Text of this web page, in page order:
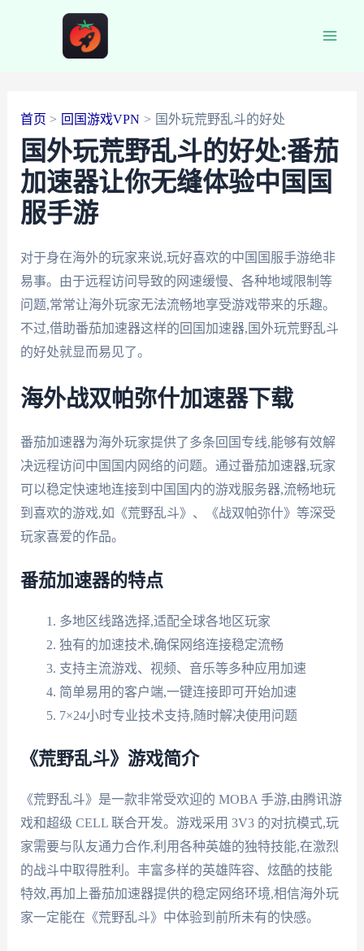
首页 回国游戏VPN 国外玩荒野乱斗的好处
国外玩荒野乱斗的好处:番茄
加速器让你无缝体验中国国
服手游
对于身在海外的玩家来说,玩好喜欢的中国国服手游绝非
易事。由于远程访问导致的网速缓慢、各种地域限制等
问题,常常让海外玩家无法流畅地享受游戏带来的乐趣。
不过,借助番茄加速器这样的回国加速器,国外玩荒野乱斗
的好处就显而易见了。
海外战双帕弥什加速器下载
番茄加速器为海外玩家提供了多条回国专线,能够有效解
决远程访问中国国内网络的问题。通过番茄加速器,玩家
可以稳定快速地连接到中国国内的游戏服务器,流畅地玩
到喜欢的游戏,如《荒野乱斗》、《战双帕弥什》等深受
玩家喜爱的作品。
番茄加速器的特点
多地区线路选择,适配全球各地区玩家
独有的加速技术,确保网络连接稳定流畅
支持主流游戏、视频、音乐等多种应用加速
简单易用的客户端,一键连接即可开始加速
7×24小时专业技术支持,随时解决使用问题
《荒野乱斗》游戏简介
《荒野乱斗》是一款非常受欢迎的 MOBA 手游,由腾讯游
戏和超级 CELL 联合开发。游戏采用 3V3 的对抗模式,玩
家需要与队友通力合作,利用各种英雄的独特技能,在激烈
的战斗中取得胜利。丰富多样的英雄阵容、炫酷的技能
特效,再加上番茄加速器提供的稳定网络环境,相信海外玩
家一定能在《荒野乱斗》中体验到前所未有的快感。